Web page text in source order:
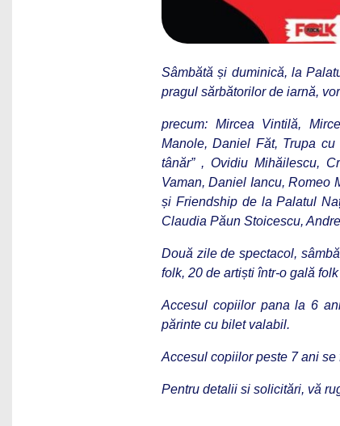
Sâmbătă și duminică, la
pragul sărbătorilor de iarnă,
precum: Mircea Vintilă,
Manole, Daniel Făt, Trupa
tânăr” , Ovidiu Mihăilescu,
Vaman, Daniel Iancu, Romeo
și Friendship de la Palatul
Claudia Păun Stoicescu,
Două zile de spectacol,
folk, 20 de artiști într-o gală
Accesul copiilor pana la 6
părinte cu bilet valabil.
Accesul copiilor peste 7 ani
Pentru detalii si solicitări, vă